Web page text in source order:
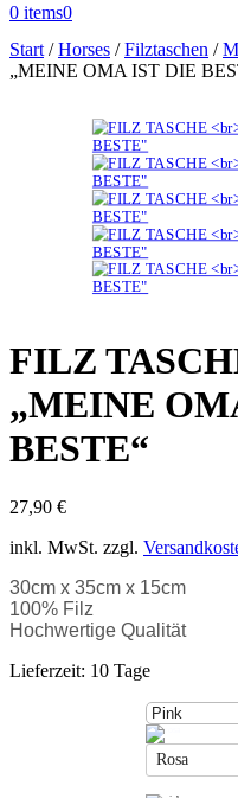
0 items0
Start /Horses /Filztaschen /
„MEINE OMA IST DIE
FILZ
„MEINE
BESTE“
27,90 €
inkl. MwSt. zzgl.
30cm x 35cm x 15cm
100% Filz
Hochwertige Qualität
Lieferzeit: 10 Tage
Rosa